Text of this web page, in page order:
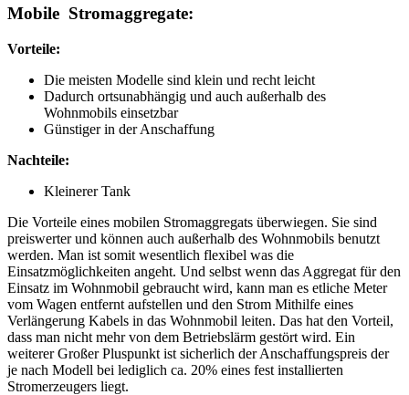
Mobile Stromaggregate:
Vorteile:
Die meisten Modelle sind klein und recht leicht
Dadurch ortsunabhängig und auch außerhalb des
Wohnmobils einsetzbar
Günstiger in der Anschaffung
Nachteile:
Kleinerer Tank
Die Vorteile eines mobilen Stromaggregats überwiegen. Sie sind
preiswerter und können auch außerhalb des Wohnmobils benutzt
werden. Man ist somit wesentlich flexibel was die
Einsatzmöglichkeiten angeht. Und selbst wenn das Aggregat für den
Einsatz im Wohnmobil gebraucht wird, kann man es etliche Meter
vom Wagen entfernt aufstellen und den Strom Mithilfe eines
Verlängerung Kabels in das Wohnmobil leiten. Das hat den Vorteil,
dass man nicht mehr von dem Betriebslärm gestört wird. Ein
weiterer Großer Pluspunkt ist sicherlich der Anschaffungspreis der
je nach Modell bei lediglich ca. 20% eines fest installierten
Stromerzeugers liegt.